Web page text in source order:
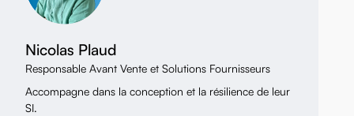
Nicolas Plaud
Responsable Avant Vente et Solutions Fournisseurs
Accompagne dans la conception et la résilience de leur
SI.